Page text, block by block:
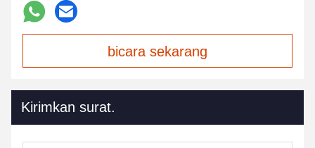
bicara sekarang
Kirimkan surat.